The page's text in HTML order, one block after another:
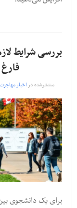
منتشرشده در اخبار مهاجرت
برای یک دانشجوی